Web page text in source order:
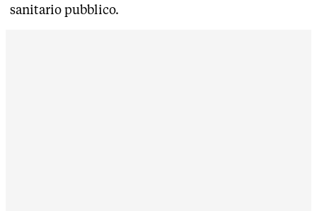
sanitario pubblico.